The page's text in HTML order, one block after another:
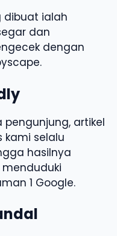
dibuat ialah
dan
dengan
artikel
kami selalu
hasilnya
1 Google.